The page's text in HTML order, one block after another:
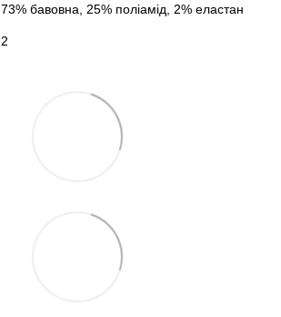
73% бавовна, 25% поліамід, 2% еластан
2